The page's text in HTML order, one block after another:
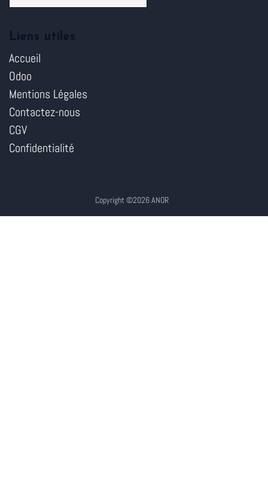
Accueil
Odoo
Mentions Légales
Contactez-nous
CGV
Confidentialité
Copyright ©2026 ANOR